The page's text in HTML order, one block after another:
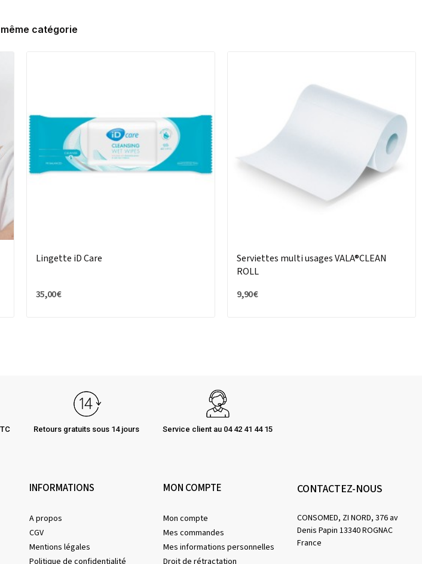
catégorie
Lingette iD Care
35,00 €
Serviettes multi usages VALA®CLEAN
ROLL
9,90 €
Retours gratuits sous 14 jours Service client au 04 42 41 44 15
INFORMATIONS
A propos
CGV
Mentions légales
MON COMPTE
Mon compte
Mes commandes
Mes informations personnelles
CONTACTEZ-NOUS
CONSOMED, ZI NORD, 376 av
Denis Papin 13340 ROGNAC
France